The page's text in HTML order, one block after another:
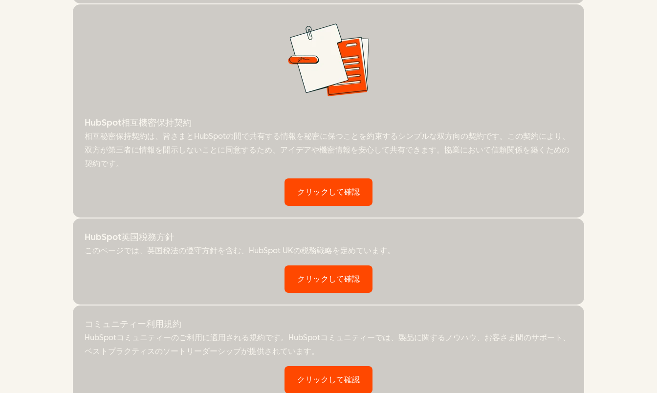
HubSpot相互機密保持契約
相互秘密保持契約は、皆さまとHubSpotの間で共有する情報を秘密に保つことを約束するシンプルな双方向の契約です。この契約により、
双方が第三者に情報を開示しないことに同意するため、アイデアや機密情報を安心して共有できます。協業において信頼関係を築くための
契約です。
クリックして確認
HubSpot英国税務方針
このページでは、英国税法の遵守方針を含む、HubSpot UKの税務戦略を定めています。
クリックして確認
コミュニティー利用規約
HubSpotコミュニティーのご利用に適用される規約です。HubSpotコミュニティーでは、製品に関するノウハウ、お客さま間のサポート、
ベストプラクティスのソートリーダーシップが提供されています。
クリックして確認